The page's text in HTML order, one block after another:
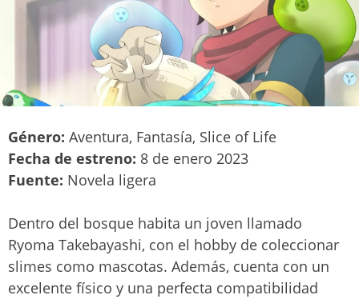
Género: Aventura, Fantasía, Slice of Life
Fecha de estreno: 8 de enero 2023
Fuente: Novela ligera
Dentro del bosque habita un joven llamado
Ryoma Takebayashi, con el hobby de coleccionar
slimes como mascotas. Además, cuenta con un
excelente físico y una perfecta compatibilidad